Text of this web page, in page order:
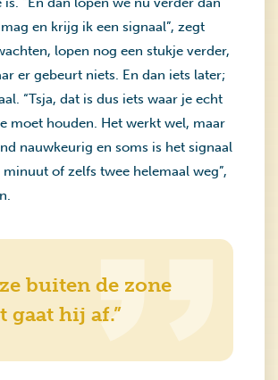
en krijg ik een signaal”, zegt
lopen nog een stukje verder,
er gebeurt niets. En dan iets later;
“Tsja, dat is dus iets waar je echt
moet houden. Het werkt wel, maar
nauwkeurig en soms is het signaal
of zelfs twee helemaal weg”,
buiten de zone
gaat hij af.”